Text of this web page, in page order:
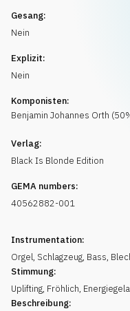
Musikanfrage
Gesang:
Nein
Explizit:
Nein
Komponisten:
Benjamin Johannes Orth (50
Verlag:
Black Is Blonde Edition
GEMA numbers:
40562882-001
Instrumentation:
Orgel, Schlagzeug, Bass,
Stimmung:
Uplifting, Fröhlich,
Beschreibung: